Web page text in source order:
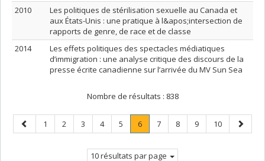
2010
Les politiques de stérilisation sexuelle au Canada et
aux États-Unis : une pratique à l&apos;intersection de
rapports de genre, de race et de classe
2014
Les effets politiques des spectacles médiatiques
d’immigration : une analyse critique des discours de la
presse écrite canadienne sur l’arrivée du MV Sun Sea
Nombre de résultats : 838
Page
précédente
Page
1 Page
2 Page
3 Page
4 Page
5 Page
6.
Page
Page
7 Page
8 Page
9 Page
10
Page
10 résultats par page